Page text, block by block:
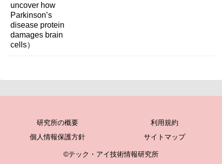
研究所の概要
利用規約
個人情報保護方針
サイトマップ
©テック・アイ技術情報研究所